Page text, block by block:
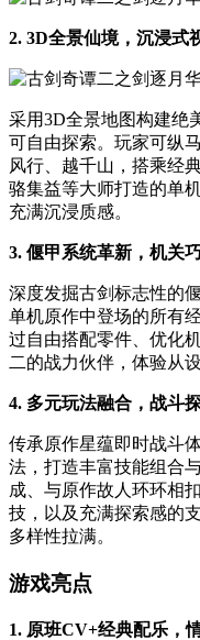
2. 3D全景仙境，沉浸式
采用3D全景地图构建绝
可自由探索。玩家可纵
风行、越千山，搭乘经
骆集益等大师打造的单
充满沉浸质感。
3. 偃甲系统革新，机关
深度发掘古剑标志性的
单机原作中登场的所有
过自由搭配零件、优化
二的战力伙伴，体验从
4. 多元玩法融合，战斗
传承原作星蕴即时战斗
法，打造丰富技能组合
成、与原作故人环环相
技，以及充满探索感的
多样性拉满。
游戏亮点
1. 原班CV+经典配乐，